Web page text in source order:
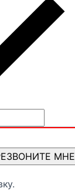
МНЕ